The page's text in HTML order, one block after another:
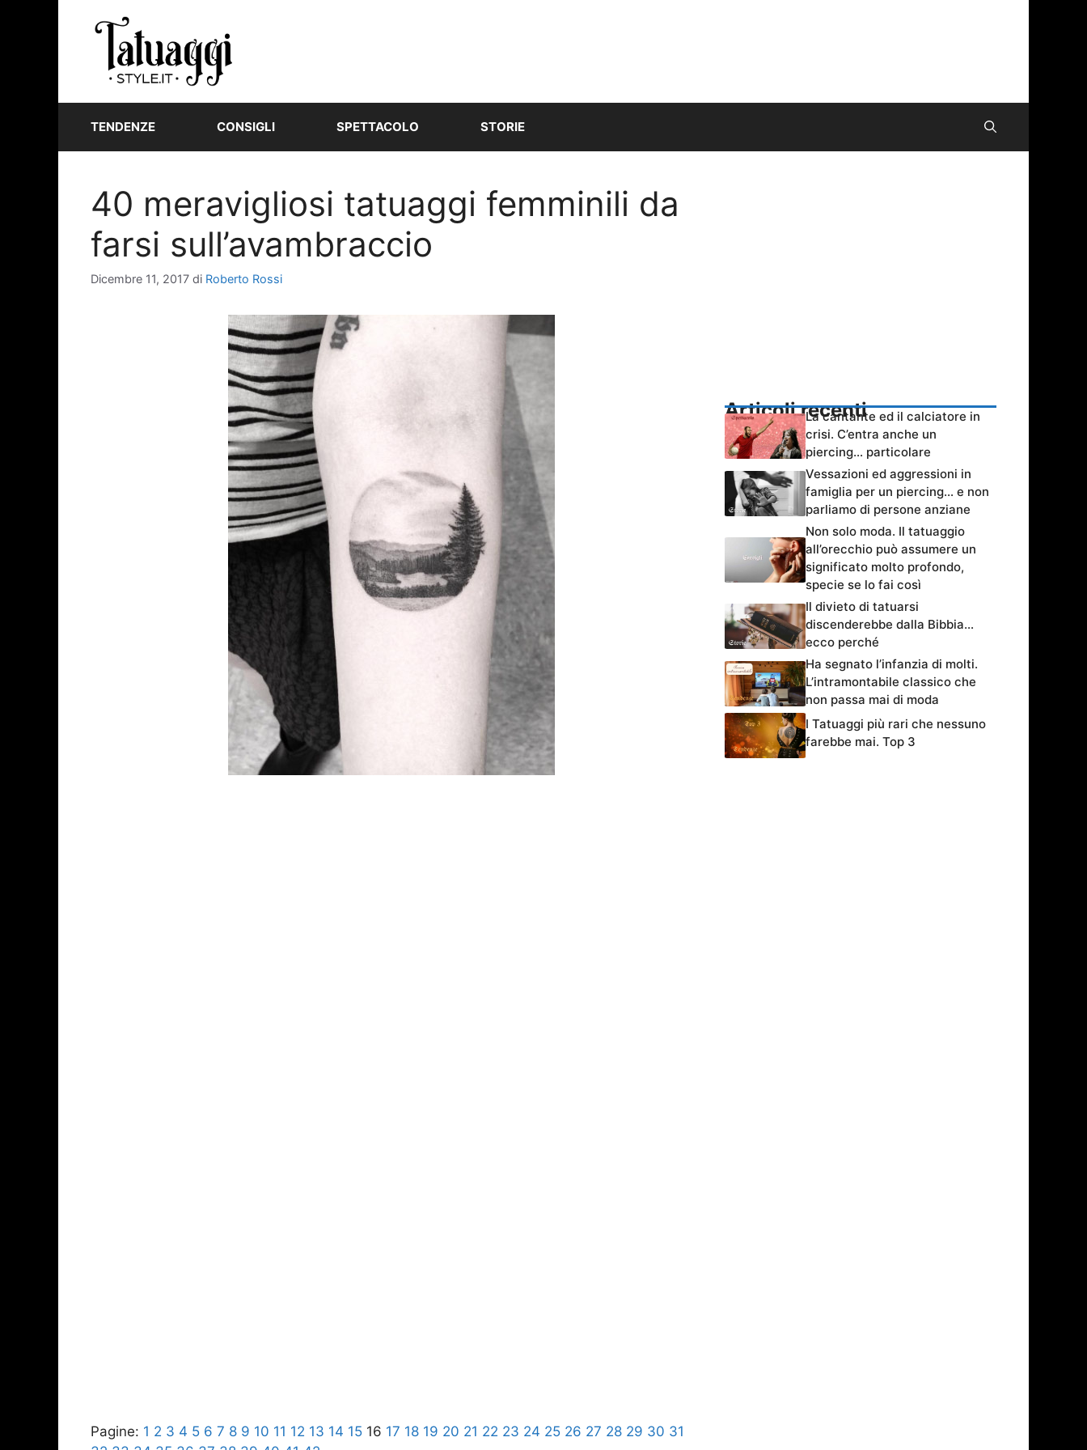
TENDENZE CONSIGLI SPETTACOLO STORIE
40 meravigliosi tatuaggi femminili da
farsi sull’avambraccio
Dicembre 11, 2017 di Roberto Rossi
Pagine: 1 2 3 4 5 6 7 8 9 10 11 12 13 14 15 16 17 18 19 20 21 22 23 24 25 26 27 28 29 30 31
Articoli recentiLa cantante ed il calciatore in
crisi. C’entra anche un
piercing… particolare
Vessazioni ed aggressioni in
famiglia per un piercing… e non
parliamo di persone anziane
Non solo moda. Il tatuaggio
all’orecchio può assumere un
significato molto profondo,
specie se lo fai così
Il divieto di tatuarsi
discenderebbe dalla Bibbia…
ecco perché
Ha segnato l’infanzia di molti.
L’intramontabile classico che
non passa mai di moda
I Tatuaggi più rari che nessuno
farebbe mai. Top 3